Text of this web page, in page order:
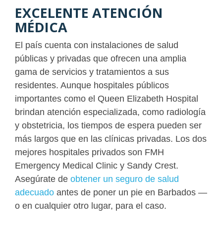
EXCELENTE ATENCIÓN
MÉDICA
El país cuenta con instalaciones de salud
públicas y privadas que ofrecen una amplia
gama de servicios y tratamientos a sus
residentes. Aunque hospitales públicos
importantes como el Queen Elizabeth Hospital
brindan atención especializada, como radiología
y obstetricia, los tiempos de espera pueden ser
más largos que en las clínicas privadas. Los dos
mejores hospitales privados son FMH
Emergency Medical Clinic y Sandy Crest.
Asegúrate de obtener un seguro de salud
adecuado antes de poner un pie en Barbados —
o en cualquier otro lugar, para el caso.